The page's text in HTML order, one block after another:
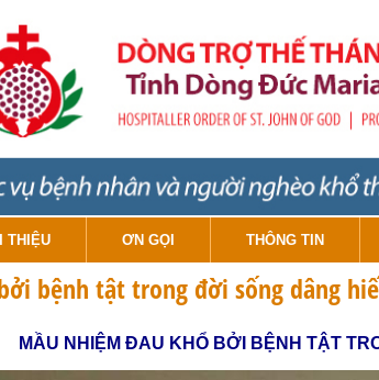
THIỆU ƠN GỌI THÔNG TIN
bệnh tật trong đời sống dâng
MẦU NHIỆM ĐAU KHỔ BỞI BỆNH TẬT